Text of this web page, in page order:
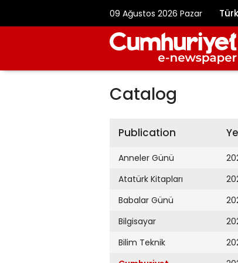
09 Ağustos 2026 Pazar
Catalog
Publication
Anneler Günü
Atatürk Kitapları
Babalar Günü
Bilgisayar
Bilim Teknik